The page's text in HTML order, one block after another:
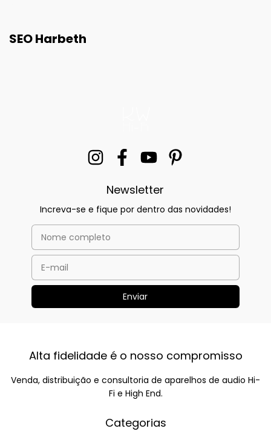
SEO Harbeth
Newsletter
Increva-se e fique por dentro das novidades!
Alta fidelidade é o nosso compromisso
Venda, distribuição e consultoria de aparelhos de audio Hi-
Fi e High End.
Categorias